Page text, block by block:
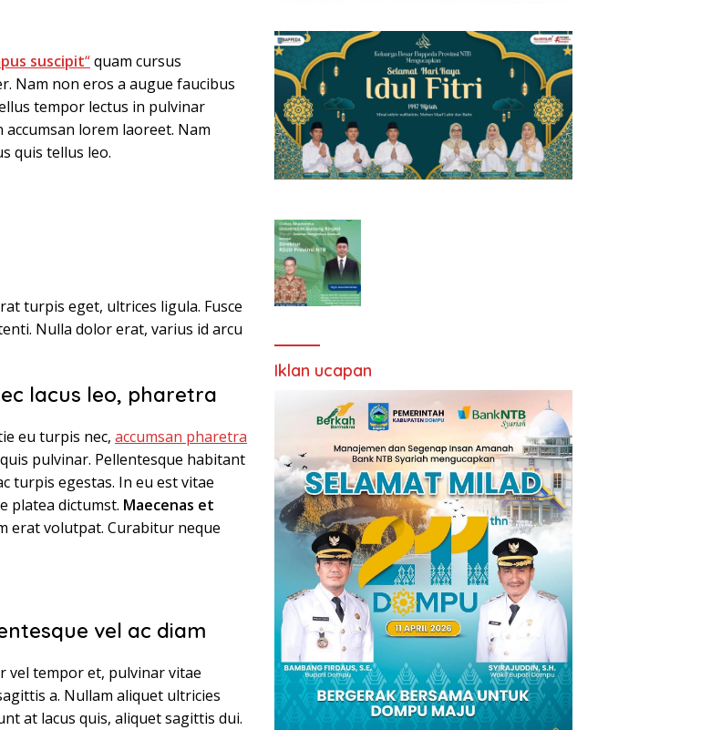
suscipit“quam cursus
Nam non eros a augue faucibus
tempor lectus in pulvinar
lorem laoreet. Nam
quis tellus leo.
turpis eget, ultrices ligula. Fusce
Nulla dolor erat, varius id arcu
lacus leo, pharetra
eu turpis nec, accumsan pharetra
pulvinar. Pellentesque habitant
turpis egestas. In eu est vitae
platea dictumst. Maecenas et
erat volutpat. Curabitur neque
vel ac diam
vel tempor et, pulvinar vitae
a. Nullam aliquet ultricies
at lacus quis, aliquet sagittis dui.
Iklan ucapan